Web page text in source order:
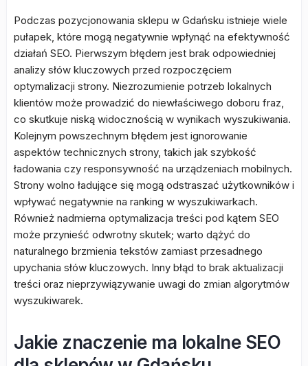
Podczas pozycjonowania sklepu w Gdańsku istnieje wiele
pułapek, które mogą negatywnie wpłynąć na efektywność
działań SEO. Pierwszym błędem jest brak odpowiedniej
analizy słów kluczowych przed rozpoczęciem
optymalizacji strony. Niezrozumienie potrzeb lokalnych
klientów może prowadzić do niewłaściwego doboru fraz,
co skutkuje niską widocznością w wynikach wyszukiwania.
Kolejnym powszechnym błędem jest ignorowanie
aspektów technicznych strony, takich jak szybkość
ładowania czy responsywność na urządzeniach mobilnych.
Strony wolno ładujące się mogą odstraszać użytkowników i
wpływać negatywnie na ranking w wyszukiwarkach.
Również nadmierna optymalizacja treści pod kątem SEO
może przynieść odwrotny skutek; warto dążyć do
naturalnego brzmienia tekstów zamiast przesadnego
upychania słów kluczowych. Inny błąd to brak aktualizacji
treści oraz nieprzywiązywanie uwagi do zmian algorytmów
wyszukiwarek.
Jakie znaczenie ma lokalne SEO